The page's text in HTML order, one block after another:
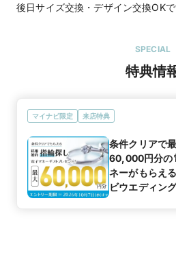
後日サイズ交換・デザイン交換OKで
SPECIAL
特典情
マイナビ限定 来店特典
条件クリアで
60,000円分の
ネーがもらえ
ビウエディン